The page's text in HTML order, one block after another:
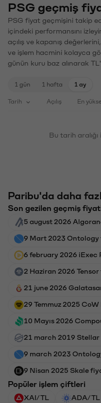
PSG geçmiş
PSG fiyat geçmişini takip
içindeki performansını
açılış ve kapanış
ve işlem hacmini kolayca
günün kuru baz alınarak
1 gün 1 hafta 1 ay
Tarih Açılış En
Bu tarih aralığı
Paribu'da daha
Son gezilen geçmiş
5 august 2026
9 Mart 2023 Ontology
6 february 2026 iExec
2 Haziran 2026 Tensor
21 june 2026
29 Temmuz 2025
10 Mayıs 2026
21 march 2019 Stellar
9 march 2023
9 Nisan 2025 Skale
Popüler işlem çiftleri
XAI/TL ADA/TL